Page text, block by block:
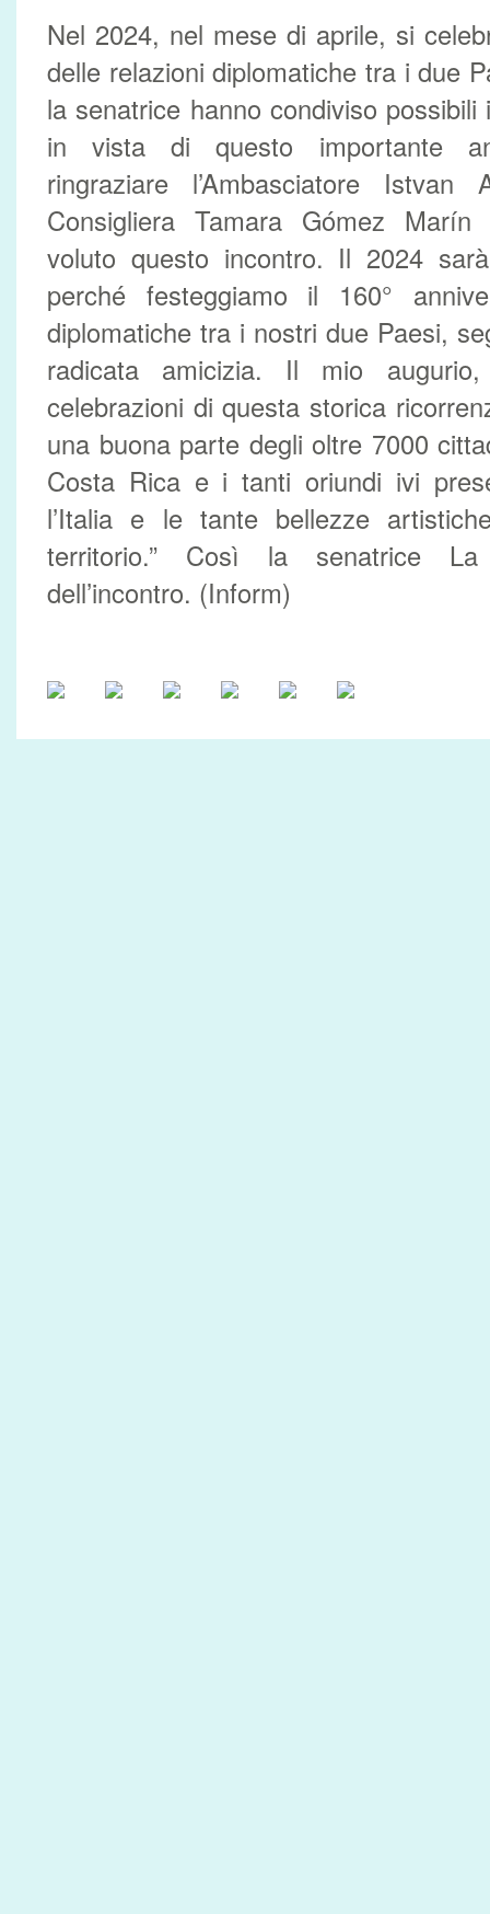
Nel 2024, nel mese di aprile, si
delle relazioni diplomatiche tra i due
la senatrice hanno condiviso
in vista di questo importante
ringraziare l’Ambasciatore
Consigliera Tamara Gómez
voluto questo incontro. Il 2024
perché festeggiamo il 160°
diplomatiche tra i nostri due Paesi,
radicata amicizia. Il mio
celebrazioni di questa storica
una buona parte degli oltre 7000
Costa Rica e i tanti oriundi ivi
l’Italia e le tante bellezze
territorio.” Così la senatrice
dell’incontro. (Inform)